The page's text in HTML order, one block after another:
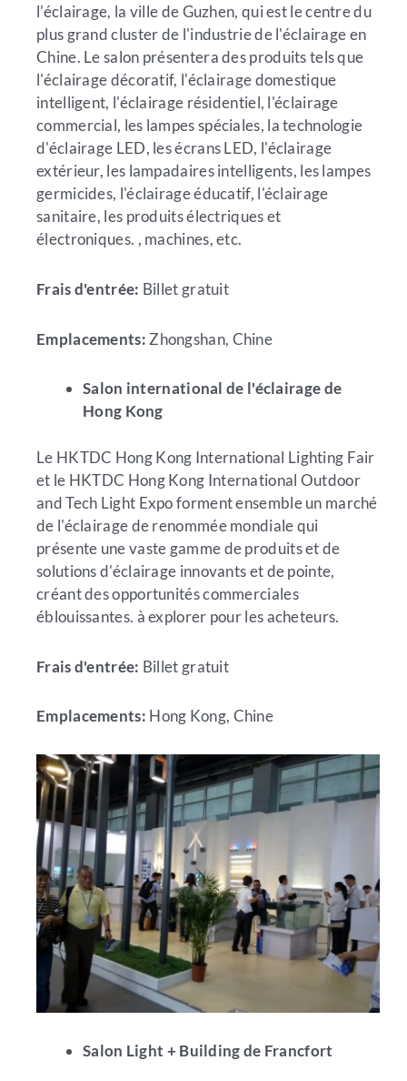
l'éclairage, la ville de Guzhen, qui est le centre du
plus grand cluster de l'industrie de l'éclairage en
Chine. Le salon présentera des produits tels que
l'éclairage décoratif, l'éclairage domestique
intelligent, l'éclairage résidentiel, l'éclairage
commercial, les lampes spéciales, la technologie
d'éclairage LED, les écrans LED, l'éclairage
extérieur, les lampadaires intelligents, les lampes
germicides, l'éclairage éducatif, l'éclairage
sanitaire, les produits électriques et
électroniques. , machines, etc.
Frais d'entrée: Billet gratuit
Emplacements: Zhongshan, Chine
Salon international de l'éclairage de
Hong Kong
Le HKTDC Hong Kong International Lighting Fair
et le HKTDC Hong Kong International Outdoor
and Tech Light Expo forment ensemble un marché
de l'éclairage de renommée mondiale qui
présente une vaste gamme de produits et de
solutions d'éclairage innovants et de pointe,
créant des opportunités commerciales
éblouissantes. à explorer pour les acheteurs.
Frais d'entrée: Billet gratuit
Emplacements: Hong Kong, Chine
Salon Light + Building de Francfort